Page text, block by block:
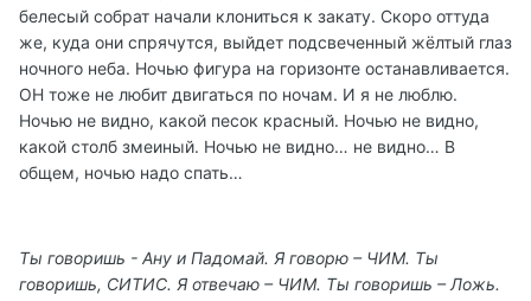
белесый собрат начали клониться к закату. Скоро оттуда
же, куда они спрячутся, выйдет подсвеченный жёлтый глаз
ночного неба. Ночью фигура на горизонте останавливается.
ОН тоже не любит двигаться по ночам. И я не люблю.
Ночью не видно, какой песок красный. Ночью не видно,
какой столб змеиный. Ночью не видно… не видно… В
общем, ночью надо спать…
Ты говоришь - Ану и Падомай. Я говорю – ЧИМ. Ты
говоришь, СИТИС. Я отвечаю – ЧИМ. Ты говоришь – Ложь.